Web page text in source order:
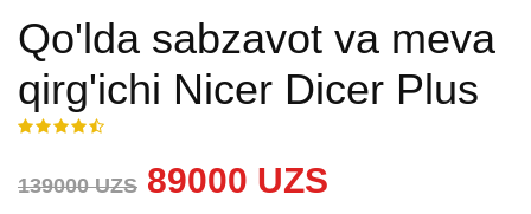
Qo'lda sabzavot va meva
qirg'ichi Nicer Dicer Plus
139000 UZS 89000 UZS